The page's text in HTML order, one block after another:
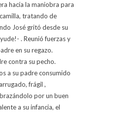
hacía la maniobra para
tratando de
José gritó desde su
. Reunió fuerzas y
en su regazo.
contra su pecho.
a su padre consumido
frágil ,
por un buen
a su infancia, el